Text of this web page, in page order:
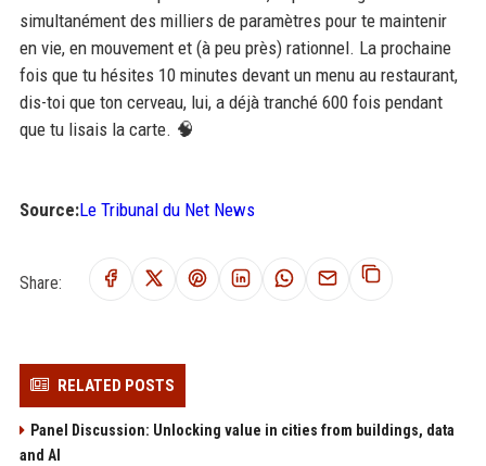
simultanément des milliers de paramètres pour te maintenir
en vie, en mouvement et (à peu près) rationnel. La prochaine
fois que tu hésites 10 minutes devant un menu au restaurant,
dis-toi que ton cerveau, lui, a déjà tranché 600 fois pendant
que tu lisais la carte. 🧠
Source:Le Tribunal du Net News
Share:
RELATED POSTS
Panel Discussion: Unlocking value in cities from buildings, data
and AI